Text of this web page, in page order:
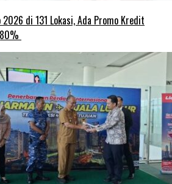
2026 di 131 Lokasi, Ada Promo Kredit